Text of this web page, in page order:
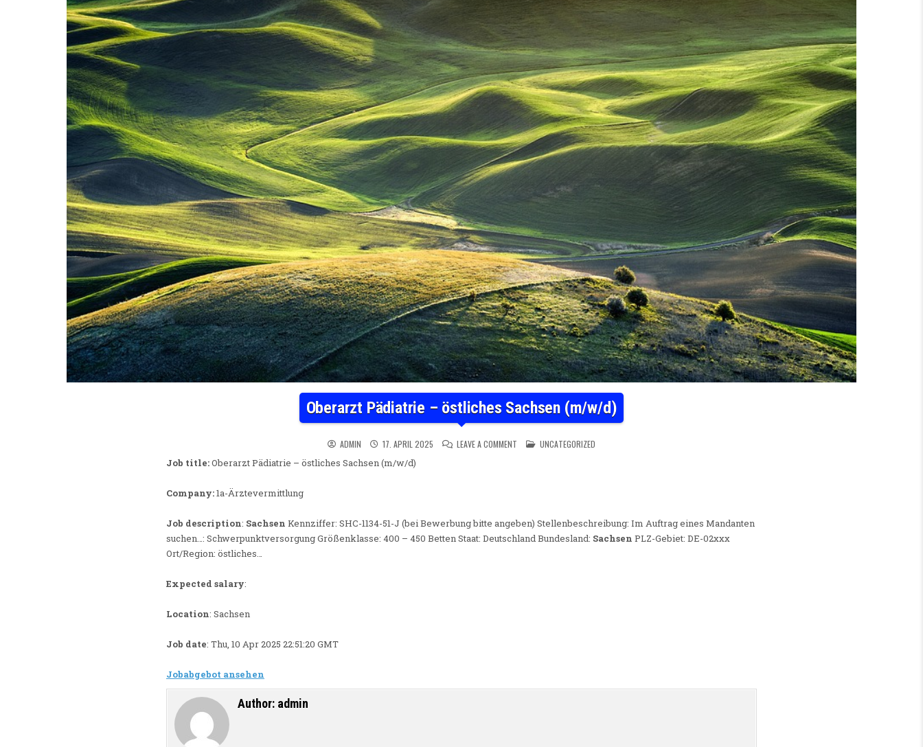
Oberarzt Pädiatrie – östliches Sachsen (m/w/d)
ADMIN 17. APRIL 2025 LEAVE A COMMENT ON OBERARZT PÄDIATRIE – ÖSTLICHES SACHSEN (M/W/D)
POSTED IN
UNCATEGORIZED
Job title:Oberarzt Pädiatrie – östliches Sachsen (m/w/d)
Company:1a-Ärztevermittlung
Job description: Sachsen Kennziffer: SHC-1134-51-J (bei Bewerbung bitte angeben) Stellenbeschreibung: Im Auftrag eines Mandanten
suchen…: Schwerpunktversorgung Größenklasse: 400 – 450 Betten Staat: Deutschland Bundesland: Sachsen PLZ-Gebiet: DE-02xxx
Ort/Region: östliches…
Expected salary:
Location: Sachsen
Job date: Thu, 10 Apr 2025 22:51:20 GMT
Jobabgebot ansehen
Author: admin